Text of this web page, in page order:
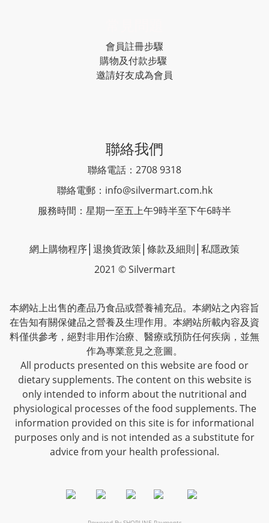
會員註冊步驟
購物及付款步驟
邀請好友成為會員
聯絡我們
聯絡電話：2708 9318
聯絡電郵： info@silvermart.com.hk
服務時間：星期一至五上午9時半至下午6時半
網上購物程序 退換貨政策 條款及細則 私隱政策
2021 © Silvermart
本網站上出售的產品乃食品或營養補充品。本網站之內容旨
在告知有關保健品之營養及生理作用。本網站所載內容及資
料僅供參考，絕對非用作治療、醫療或預防任何疾病，並無
作為專業意見之意圖。
All products presented on this website are food or
dietary supplements. The content on this website is
only intended to inform about the nutritional and
physiological processes of the food supplements. The
information provided on this site is for informational
purposes only and is not intended as a substitute for
advice from your health professional.